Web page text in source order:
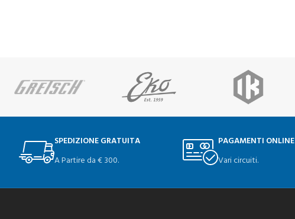
SPEDIZIONE GRATUITA
A Partire da € 300.
PAGAMENTI ONLINE
Vari circuiti.